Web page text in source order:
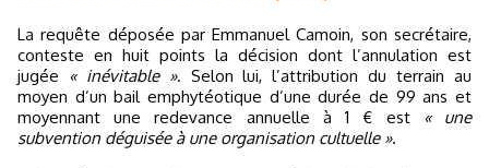
La requête déposée par Emmanuel Camoin, son secrétaire,
conteste en huit points la décision dont l’annulation est
jugée
« inévitable ». Selon lui, l’attribution du terrain au
moyen d’un bail emphytéotique d’une durée de 99 ans et
moyennant une redevance annuelle à 1 € est
« une
subvention déguisée à une organisation cultuelle ».